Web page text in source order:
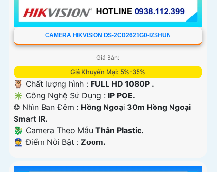
CAMERA HIKVISION DS-2CD2621G0-IZSHUN
Giá Bán:
Giá Khuyến Mại: 5%-35%
🦉 Chất lượng hình : FULL HD 1080P .
✳️ Công Nghệ Sử Dụng : IP POE.
❂ Nhìn Ban Đêm : Hồng Ngoại 30m Hồng Ngoại
Smart IR.
🐉️ Camera Theo Mẫu Thân Plastic.
️👮 Điểm Nỗi Bật : Zoom.